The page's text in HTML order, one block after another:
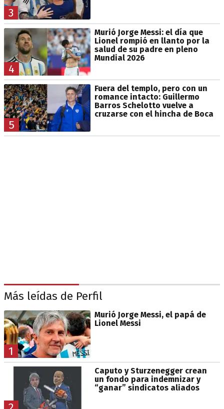
3
4
Murió Jorge Messi: el día que
Lionel rompió en llanto por la
salud de su padre en pleno
Mundial 2026
5
Fuera del templo, pero con un
romance intacto: Guillermo
Barros Schelotto vuelve a
cruzarse con el hincha de Boca
Más leídas de Perfil
1
Murió Jorge Messi, el papá de
Lionel Messi
Caputo y Sturzenegger crean
un fondo para indemnizar y
“ganar” sindicatos aliados